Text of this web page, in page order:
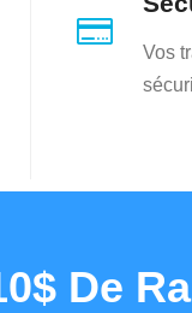

Vos
De